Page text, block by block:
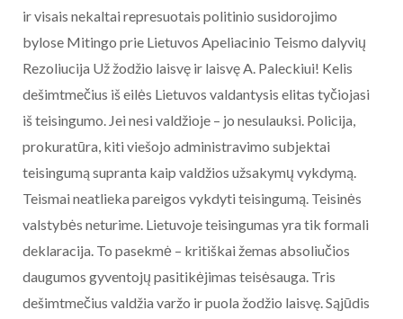
ir visais nekaltai represuotais politinio susidorojimo
bylose Mitingo prie Lietuvos Apeliacinio Teismo dalyvių
Rezoliucija Už žodžio laisvę ir laisvę A. Paleckiui! Kelis
dešimtmečius iš eilės Lietuvos valdantysis elitas tyčiojasi
iš teisingumo. Jei nesi valdžioje – jo nesulauksi. Policija,
prokuratūra, kiti viešojo administravimo subjektai
teisingumą supranta kaip valdžios užsakymų vykdymą.
Teismai neatlieka pareigos vykdyti teisingumą. Teisinės
valstybės neturime. Lietuvoje teisingumas yra tik formali
deklaracija. To pasekmė – kritiškai žemas absoliučios
daugumos gyventojų pasitikėjimas teisėsauga. Tris
dešimtmečius valdžia varžo ir puola žodžio laisvę. Sąjūdis